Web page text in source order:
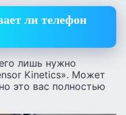
ли телефон
лишь нужно
Kinetics». Может
это вас полностью